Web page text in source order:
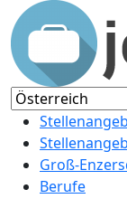
Groß-
Berufe